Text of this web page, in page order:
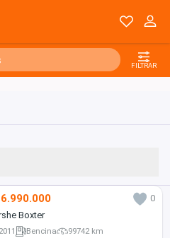
FILTRAR
0
Boxter
2011 Bencina 99742 km